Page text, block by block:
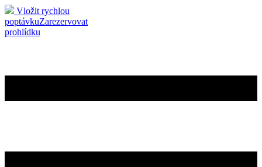
Vložit rychlou
poptávkuZarezervovat
prohlídku